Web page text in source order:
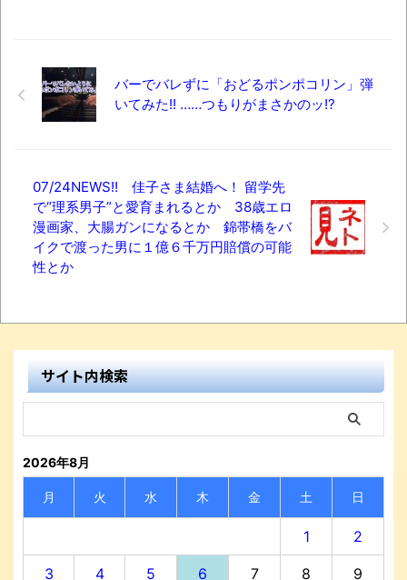
バーでバレずに「おどるポンポコリン」弾
いてみた!! ……つもりがまさかのッ!?
07/24NEWS!! 佳子さま結婚へ！ 留学先
で“理系男子”と愛育まれるとか 38歳エロ
漫画家、大腸ガンになるとか 錦帯橋をバ
イクで渡った男に１億６千万円賠償の可能
性とか
サイト内検索
2026年8月
月 火 水 木 金 土 日
1 2
3 4 5 6 7 8 9